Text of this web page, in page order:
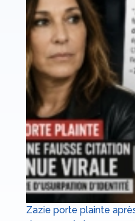
Zazie porte plainte